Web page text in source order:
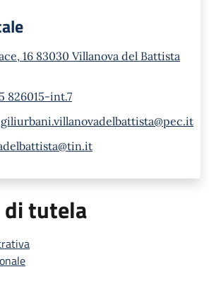
16 83030 Villanova del Battista
826015-int.7
tutela